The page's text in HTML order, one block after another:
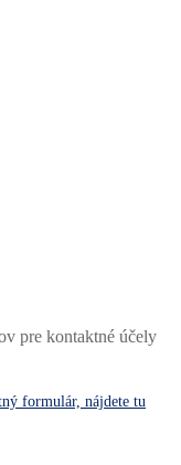
pre kontaktné účely
formulár, nájdete tu